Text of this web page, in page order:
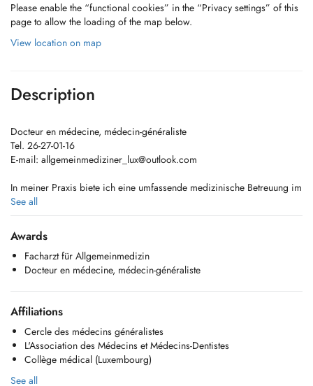
Please enable the “functional cookies” in the “Privacy settings” of this
page to allow the loading of the map below.
View location on map
Description
Docteur en médecine, médecin-généraliste
Tel. 26-27-01-16
E-mail: allgemeinmediziner_lux@outlook.com
In meiner Praxis biete ich eine umfassende medizinische Betreuung im
Bereich der Allgemeinmedizin an. Der Fokus liegt auf einer
individuellen Versorgung, die sowohl körperliche als auch psychische
Aspekte berücksichtigt.
Sprechzeiten mit und ohne Termin
Sie können mit oder ohne vorherige Terminvereinbarung in die Praxis
PARKING
DE
Gegenüber der Praxis im Kulturzentrum und neben der Kirche stehen
kostenlose Parkplätze zur Verfügung (mit Parkscheibe). Unsere Praxis
ist mit dem Zug von Luxemburg Bahnhof in 14 Minuten erreichbar und
See all
Awards
Facharzt für Allgemeinmedizin
Docteur en médecine, médecin-généraliste
Affiliations
Cercle des médecins généralistes
L'Association des Médecins et Médecins-Dentistes
Collège médical (Luxembourg)
See all